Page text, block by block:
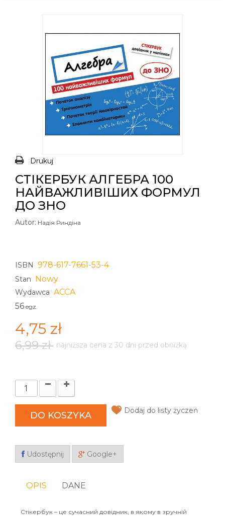
Drukuj
СТІКЕРБУК АЛГЕБРА 100
НАЙВАЖЛИВІШИХ ФОРМУЛ
ДО ЗНО
Autor: Надія Риндіна
ISBN 978-617-7661-53-4
Stan Nowy
Wydawca ACCA
56 egz.
4,75 zł
6,99 zł najniższa cena z 30 dni przed obniżką
DO KOSZYKA Dodaj do listy życzeń
Udostępnij Google+
OPIS DANE
Стікербук­ – це сучасний довідник, в якому в зручній